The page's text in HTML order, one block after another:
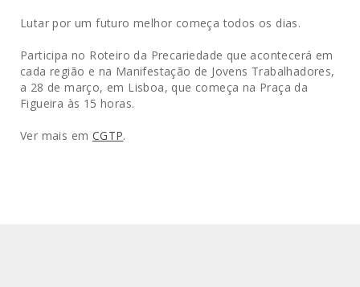
Lutar por um futuro melhor começa todos os dias.
Participa no Roteiro da Precariedade que acontecerá em
cada região e na Manifestação de Jovens Trabalhadores,
a 28 de março, em Lisboa, que começa na Praça da
Figueira às 15 horas.
Ver mais em CGTP.